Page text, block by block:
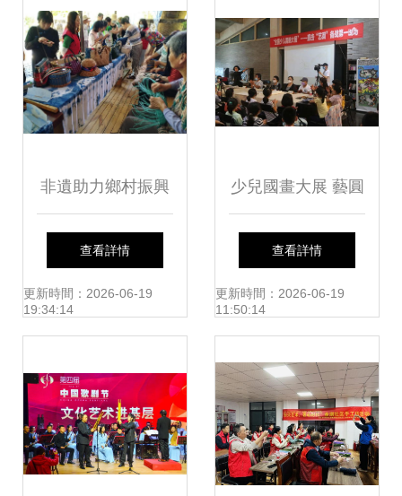
非遺助力鄉村振興
文化“兩創”看山東
——走進“石崮手
藝術交流活動
查看詳情
更新時間：2026-06-19
19:34:14
少兒國畫大展 藝圓
學子筆墨彩韻繪京
城
查看詳情
更新時間：2026-06-19
11:50:14